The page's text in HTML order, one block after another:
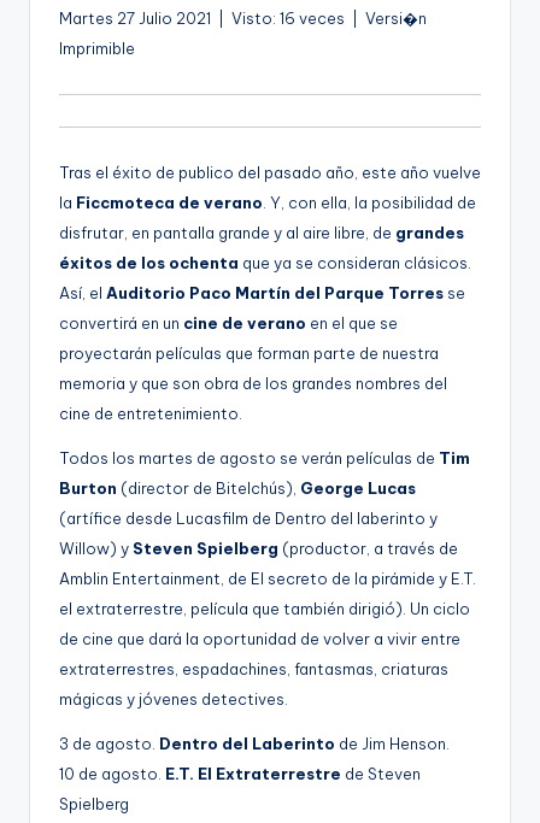
Martes 27 Julio 2021 | Visto: 16 veces | Versi�n
Imprimible
Tras el éxito de publico del pasado año, este año vuelve
la Ficcmoteca de verano. Y, con ella, la posibilidad de
disfrutar, en pantalla grande y al aire libre, de grandes
éxitos de los ochenta que ya se consideran clásicos.
Así, el Auditorio Paco Martín del Parque Torres se
convertirá en un cine de verano en el que se
proyectarán películas que forman parte de nuestra
memoria y que son obra de los grandes nombres del
cine de entretenimiento.
Todos los martes de agosto se verán películas de Tim
Burton (director de Bitelchús), George Lucas
(artífice desde Lucasfilm de Dentro del laberinto y
Willow) y Steven Spielberg (productor, a través de
Amblin Entertainment, de El secreto de la pirámide y E.T.
el extraterrestre, película que también dirigió). Un ciclo
de cine que dará la oportunidad de volver a vivir entre
extraterrestres, espadachines, fantasmas, criaturas
mágicas y jóvenes detectives.
3 de agosto. Dentro del Laberinto de Jim Henson.
10 de agosto. E.T. El Extraterrestre de Steven
Spielberg